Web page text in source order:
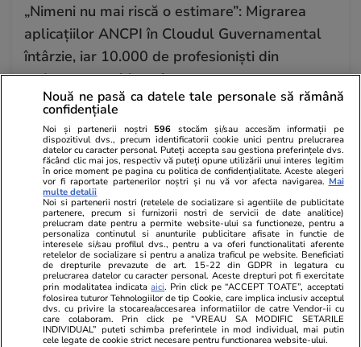
„Nimeni nu mai riscă o estimare”: Migrarea
aplicațiilor ANCPI în Cloudul Guvernamental
întârzie, iar 10.000 de profesioniști din
cadastru sunt blocați
Horoscop 27 iul.
Horoscop 28 iulie 2026. Leii se bucură de o
energie debordantă, dar simt acut nevoia de a
o direcționa către un scop clar, ca să nu o
risipească
Nouă ne pasă ca datele tale personale să rămână
confidențiale
Noi și partenerii noștri 596 stocăm și/sau accesăm informații pe
dispozitivul dvs., precum identificatorii cookie unici pentru prelucrarea
datelor cu caracter personal. Puteți accepta sau gestiona preferințele dvs.
făcând clic mai jos, respectiv vă puteți opune utilizării unui interes legitim
în orice moment pe pagina cu politica de confidențialitate. Aceste alegeri
vor fi raportate partenerilor noștri și nu vă vor afecta navigarea. Mai
multe detalii
Noi si partenerii nostri (retelele de socializare si agentiile de publicitate
partenere, precum si furnizorii nostri de servicii de date analitice)
prelucram date pentru a permite website-ului sa functioneze, pentru a
personaliza continutul si anunturile publicitare afisate in functie de
interesele si/sau profilul dvs., pentru a va oferi functionalitati aferente
retelelor de socializare si pentru a analiza traficul pe website. Beneficiati
de drepturile prevazute de art. 15-22 din GDPR in legatura cu
prelucrarea datelor cu caracter personal. Aceste drepturi pot fi exercitate
prin modalitatea indicataaici. Prin click pe “ACCEPT TOATE”, acceptati
folosirea tuturor Tehnologiilor de tip Cookie, care implica inclusiv acceptul
dvs. cu privire la stocarea/accesarea informatiilor de catre Vendor-ii cu
care colaboram. Prin click pe “VREAU SA MODIFIC SETARILE
INDIVIDUAL” puteti schimba preferintele in mod individual, mai putin
cele legate de cookie strict necesare pentru functionarea website-ului.